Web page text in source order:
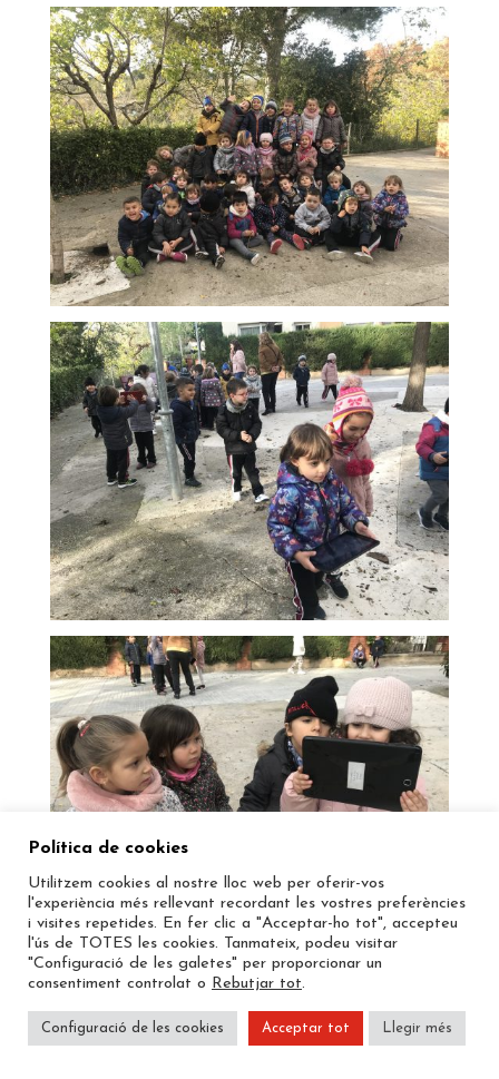
Política de cookies
Utilitzem cookies al nostre lloc web per oferir-vos
l'experiència més rellevant recordant les vostres preferències
i visites repetides. En fer clic a "Acceptar-ho tot", accepteu
l'ús de TOTES les cookies. Tanmateix, podeu visitar
"Configuració de les galetes" per proporcionar un
consentiment controlat o Rebutjar tot.
Configuració de les cookies Acceptar tot Llegir més